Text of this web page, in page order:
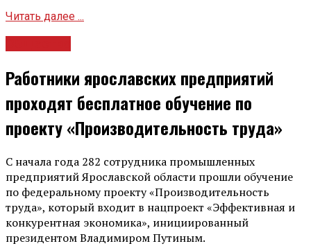
Читать далее ...
Работники ярославских предприятий
проходят бесплатное обучение по
проекту «Производительность труда»
С начала года 282 сотрудника промышленных
предприятий Ярославской области прошли обучение
по федеральному проекту «Производительность
труда», который входит в нацпроект «Эффективная и
конкурентная экономика», инициированный
президентом Владимиром Путиным.